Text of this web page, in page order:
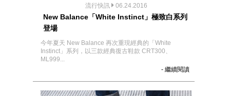
流行快訊 06.24.2016
New Balance「White Instinct」極致白系列
登場
今年夏天 New Balance 再次重現經典的「White
Instinct」系列，以三款經典復古鞋款 CRT300、
ML999...
- 繼續閱讀